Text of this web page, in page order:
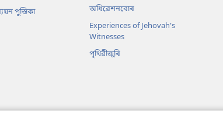
পুস্তিকা
অধিৱেশনবোৰ
Experiences of Jehovah’s
Witnesses
পৃথিৱীজুৰি